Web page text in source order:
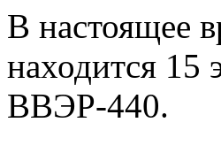
В настоящее
находится 15
ВВЭР-440.